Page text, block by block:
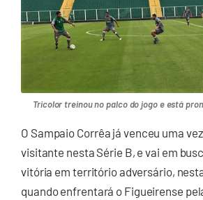
Tricolor treinou no palco do jogo e está
O Sampaio Corrêa já venceu uma
visitante nesta Série B, e vai em
vitória em território adversário,
quando enfrentará o Figueirense